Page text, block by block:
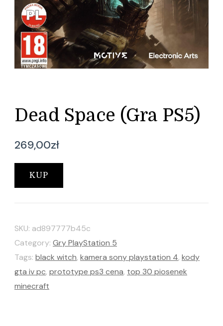
Dead Space (Gra PS5)
269,00zł
KUP
SKU: ad897777b45c
Category: Gry PlayStation 5
Tags: black witch, kamera sony playstation 4, kody
gta iv pc, prototype ps3 cena, top 30 piosenek
minecraft